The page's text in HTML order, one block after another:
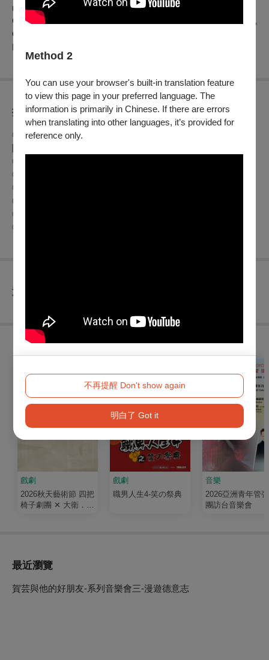
Method 2
You can use your browser's built-in translation feature
to view this page in your preferred language. The
information is primarily in Chinese. If there are errors
when translating into other languages, it’s provided for
reference only.
不再提醒 Don't show again
明白了 Got it
minor, Op. 38
Carl Reinecke: Concerto for Flute and Orchestra in D major,
Op. 283
Paul Hindemith: Sonata for Trumpet and Piano
折扣方案
◎ 身心障礙人士及陪同者
◎
◎
◎
◎
◎學生票8折
◎團票10張8折
退換須知
購買此節目的人，也買了...
戲劇
2026秋天藝術節 四把
椅子劇團 ✕ 大衛．吉
戲劇
職男人生4-笑の祭典
音樂
2026亞洲青年管
團訪台音樂會
最近瀏覽
賀芸與他的好朋友-系列音樂會三-漫遊德意志